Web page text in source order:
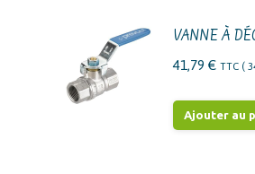
VANNE À
41,79 € TTC (
Ajouter au